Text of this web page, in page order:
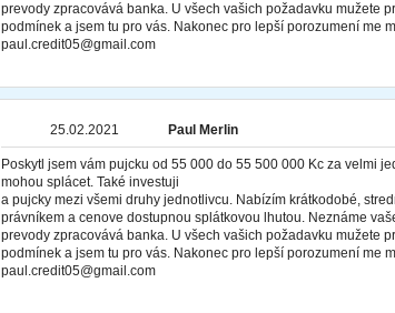
prevody zpracovává banka. U všech vašich požadavku mužete
podmínek a jsem tu pro vás. Nakonec pro lepší porozumení me
paul.credit05@gmail.com
25.02.2021 Paul Merlin
Poskytl jsem vám pujcku od 55 000 do 55 500 000 Kc za velmi
mohou splácet. Také investuji
a pujcky mezi všemi druhy jednotlivcu. Nabízím krátkodobé,
právníkem a cenove dostupnou splátkovou lhutou. Neznáme
prevody zpracovává banka. U všech vašich požadavku mužete
podmínek a jsem tu pro vás. Nakonec pro lepší porozumení me
paul.credit05@gmail.com